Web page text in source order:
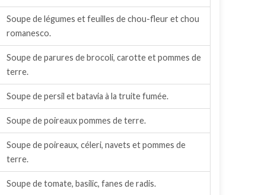
Soupe de légumes et feuilles de chou-fleur et chou
romanesco.
Soupe de parures de brocoli, carotte et pommes de
terre.
Soupe de persil et batavia à la truite fumée.
Soupe de poireaux pommes de terre.
Soupe de poireaux, céleri, navets et pommes de
terre.
Soupe de tomate, basilic, fanes de radis.